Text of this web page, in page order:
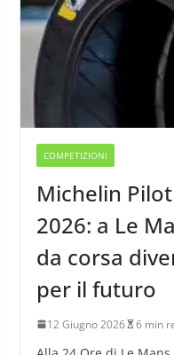
COMPETIZIONI
Michelin
2026: a Le
da corsa
per il futuro
12 Giugno 2026 6 min